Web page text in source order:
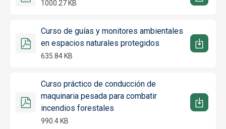
1000.27 KB
Curso de guías y monitores ambientales
en espacios naturales protegidos
635.84 KB
Curso práctico de conducción de
maquinaria pesada para combatir
incendios forestales
990.4 KB